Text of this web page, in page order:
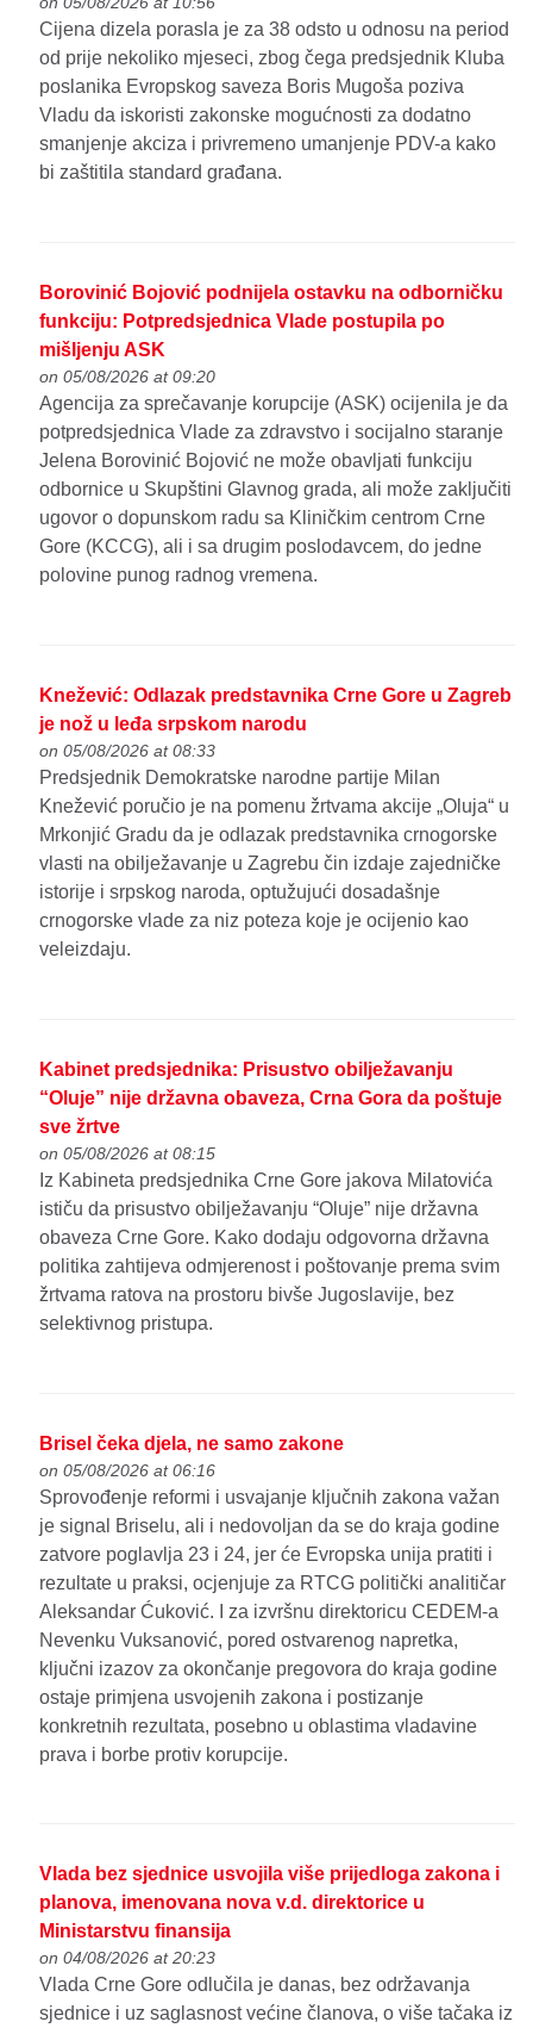
Cijena dizela porasla je za 38 odsto u odnosu na period
od prije nekoliko mjeseci, zbog čega predsjednik Kluba
poslanika Evropskog saveza Boris Mugoša poziva
Vladu da iskoristi zakonske mogućnosti za dodatno
smanjenje akciza i privremeno umanjenje PDV-a kako
bi zaštitila standard građana.
Borovinić Bojović podnijela ostavku na odborničku
funkciju: Potpredsjednica Vlade postupila po
mišljenju ASK
on 05/08/2026 at 09:20
Agencija za sprečavanje korupcije (ASK) ocijenila je da
potpredsjednica Vlade za zdravstvo i socijalno staranje
Jelena Borovinić Bojović ne može obavljati funkciju
odbornice u Skupštini Glavnog grada, ali može zaključiti
ugovor o dopunskom radu sa Kliničkim centrom Crne
Gore (KCCG), ali i sa drugim poslodavcem, do jedne
polovine punog radnog vremena.
Knežević: Odlazak predstavnika Crne Gore u Zagreb
je nož u leđa srpskom narodu
on 05/08/2026 at 08:33
Predsjednik Demokratske narodne partije Milan
Knežević poručio je na pomenu žrtvama akcije „Oluja“ u
Mrkonjić Gradu da je odlazak predstavnika crnogorske
vlasti na obilježavanje u Zagrebu čin izdaje zajedničke
istorije i srpskog naroda, optužujući dosadašnje
crnogorske vlade za niz poteza koje je ocijenio kao
veleizdaju.
Kabinet predsjednika: Prisustvo obilježavanju
“Oluje” nije državna obaveza, Crna Gora da poštuje
sve žrtve
on 05/08/2026 at 08:15
Iz Kabineta predsjednika Crne Gore jakova Milatovića
ističu da prisustvo obilježavanju “Oluje” nije državna
obaveza Crne Gore. Kako dodaju odgovorna državna
politika zahtijeva odmjerenost i poštovanje prema svim
žrtvama ratova na prostoru bivše Jugoslavije, bez
selektivnog pristupa.
Brisel čeka djela, ne samo zakone
on 05/08/2026 at 06:16
Sprovođenje reformi i usvajanje ključnih zakona važan
je signal Briselu, ali i nedovoljan da se do kraja godine
zatvore poglavlja 23 i 24, jer će Evropska unija pratiti i
rezultate u praksi, ocjenjuje za RTCG politički analitičar
Aleksandar Ćuković. I za izvršnu direktoricu CEDEM-a
Nevenku Vuksanović, pored ostvarenog napretka,
ključni izazov za okončanje pregovora do kraja godine
ostaje primjena usvojenih zakona i postizanje
konkretnih rezultata, posebno u oblastima vladavine
prava i borbe protiv korupcije.
Vlada bez sjednice usvojila više prijedloga zakona i
planova, imenovana nova v.d. direktorice u
Ministarstvu finansija
on 04/08/2026 at 20:23
Vlada Crne Gore odlučila je danas, bez održavanja
sjednice i uz saglasnost većine članova, o više tačaka iz